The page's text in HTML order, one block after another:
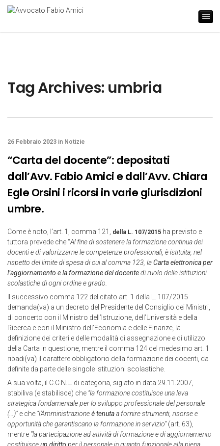
Tag Archives: umbria
26 Febbraio 2023 in Notizie
“Carta del docente”: depositati
dall’Avv. Fabio Amici e dall’Avv. Chiara
Egle Orsini i ricorsi in varie giurisdizioni
umbre.
Come è noto, l’art. 1, comma 121, della L. 107/2015 ha previsto e
tuttora prevede che “Al fine di sostenere la formazione continua dei
docenti e di valorizzarne le competenze professionali, è istituita, nel
rispetto del limite di spesa di cui al comma 123, laCarta elettronica per
l’aggiornamento e la formazione del docentedi ruolo delle istituzioni
scolastiche di ogni ordine e grado.
Il successivo comma 122 del citato art. 1 della L. 107/2015
demanda(va) a un decreto del Presidente del Consiglio dei Ministri,
di concerto con il Ministro dell’Istruzione, dell’Università e della
Ricerca e con il Ministro dell’Economia e delle Finanze, la
definizione dei criteri e delle modalità di assegnazione e di utilizzo
della Carta in questione, mentre il comma 124 del medesimo art. 1
ribadi(va) il carattere obbligatorio della formazione dei docenti, da
definite da parte delle singole istituzioni scolastiche.
A sua volta, il C.C.N.L. di categoria, siglato in data 29.11.2007,
stabiliva (e stabilisce) che “la formazione costituisce una leva
strategica fondamentale per lo sviluppo professionale del personale
(…)”e che “l’Amministrazioneè tenutaa fornire strumenti, risorse e
opportunità che garantiscano la formazione in servizio”(art. 63),
mentre “la partecipazione ad attività di formazione e di aggiornamento